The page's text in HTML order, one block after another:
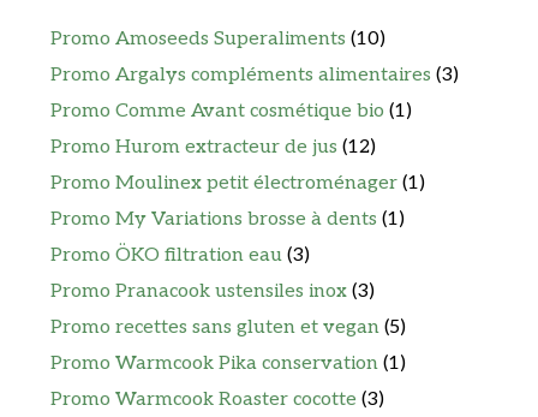
Promo Amoseeds Superaliments (10)
Promo Argalys compléments alimentaires (3)
Promo Comme Avant cosmétique bio (1)
Promo Hurom extracteur de jus (12)
Promo Moulinex petit électroménager (1)
Promo My Variations brosse à dents (1)
Promo ÖKO filtration eau (3)
Promo Pranacook ustensiles inox (3)
Promo recettes sans gluten et vegan (5)
Promo Warmcook Pika conservation (1)
Promo Warmcook Roaster cocotte (3)